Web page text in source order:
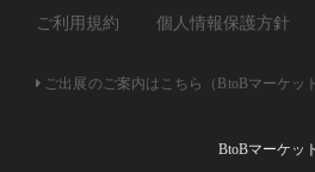
ご利用規約 個人情報保護方針
ご出展のご案内はこちら（BtoBマーケッ
BtoBマーケッ